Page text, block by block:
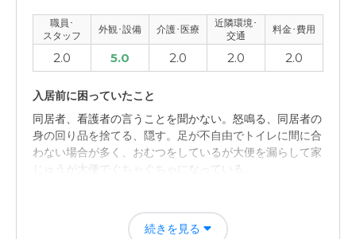
田舎のため、外には家庭菜園もあり。平屋で静かな環境で
良いと思う。また本人の生まれた町なのでそれも良い。
しっかりみてくれてますが、医療で医師の判断で気管支の
貼り薬の処方で心不全を起こしたことがあり、その説明が
満足できていない。
かな環境で落ち着けると思う。
職員･
スタッフ
外観･設備 介護･医療
近隣環境･
交通
料金･費用
2.0 5.0 2.0 2.0 2.0
入居前に困っていたこと
同居者、看護者の言うことを聞かない。怒鳴る、同居者の
身の回り品を捨てる、隠す。足が不自由でトイレに間に合
わない場合が多く、おむつをしているが大便を漏らして家
じゅうが大便でぐちゃぐちゃになっている。
自宅の場合は、同居者が仕事で不在の場合が多く、一人で
続きを見る